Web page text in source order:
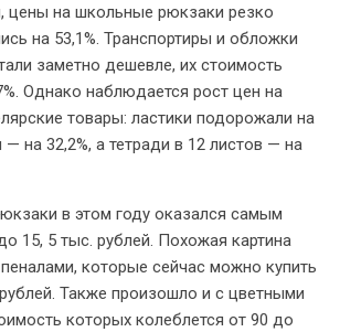
цены на школьные рюкзаки резко
на 53,1%. Транспортиры и обложки
заметно дешевле, их стоимость
Однако наблюдается рост цен на
товары: ластики подорожали на
— на 32,2%, а тетради в 12 листов — на
в этом году оказался самым
15, 5 тыс. рублей. Похожая картина
которые сейчас можно купить
Также произошло и с цветными
которых колеблется от 90 до